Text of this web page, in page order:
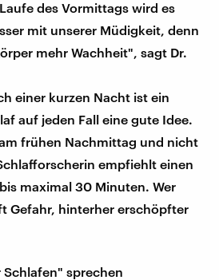
des Vormittags wird es
mit unserer Müdigkeit, denn
mehr Wachheit", sagt Dr.
einer kurzen Nacht ist ein
auf jeden Fall eine gute Idee.
frühen Nachmittag und nicht
empfiehlt einen
maximal 30 Minuten. Wer
Gefahr, hinterher erschöpfter
Schlafen" sprechen